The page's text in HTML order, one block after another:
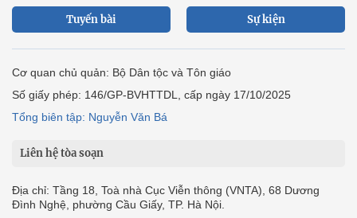
Tuyến bài Sự kiện
Cơ quan chủ quản: Bộ Dân tộc và Tôn giáo
Số giấy phép: 146/GP-BVHTTDL, cấp ngày 17/10/2025
Tổng biên tập: Nguyễn Văn Bá
Liên hệ tòa soạn
Địa chỉ: Tầng 18, Toà nhà Cục Viễn thông (VNTA), 68 Dương
Đình Nghệ, phường Cầu Giấy, TP. Hà Nội.